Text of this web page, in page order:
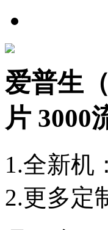
爱普生
片 3000
1.全新机
2.更多定